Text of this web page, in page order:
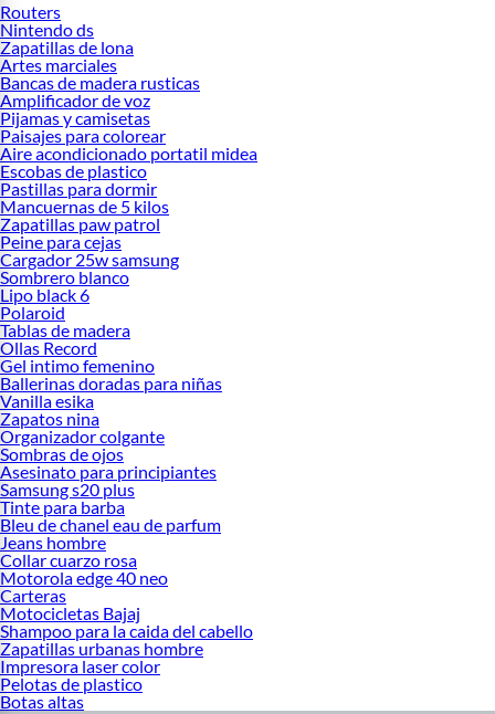
Routers
Nintendo ds
Zapatillas de lona
Artes marciales
Bancas de madera rusticas
Amplificador de voz
Pijamas y camisetas
Paisajes para colorear
Aire acondicionado portatil midea
Escobas de plastico
Pastillas para dormir
Mancuernas de 5 kilos
Zapatillas paw patrol
Peine para cejas
Cargador 25w samsung
Sombrero blanco
Lipo black 6
Polaroid
Tablas de madera
Ollas Record
Gel intimo femenino
Ballerinas doradas para niñas
Vanilla esika
Zapatos nina
Organizador colgante
Sombras de ojos
Asesinato para principiantes
Samsung s20 plus
Tinte para barba
Bleu de chanel eau de parfum
Jeans hombre
Collar cuarzo rosa
Motorola edge 40 neo
Carteras
Motocicletas Bajaj
Shampoo para la caida del cabello
Zapatillas urbanas hombre
Impresora laser color
Pelotas de plastico
Botas altas